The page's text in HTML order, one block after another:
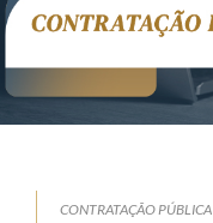
CONTRATAÇÃO PÚBLICA